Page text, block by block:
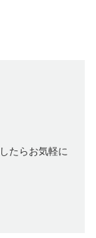
たらお気軽に